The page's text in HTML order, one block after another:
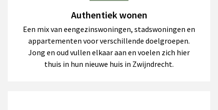
Authentiek wonen
Een mix van eengezinswoningen, stadswoningen en
appartementen voor verschillende doelgroepen.
Jong en oud vullen elkaar aan en voelen zich hier
thuis in hun nieuwe huis in Zwijndrecht.